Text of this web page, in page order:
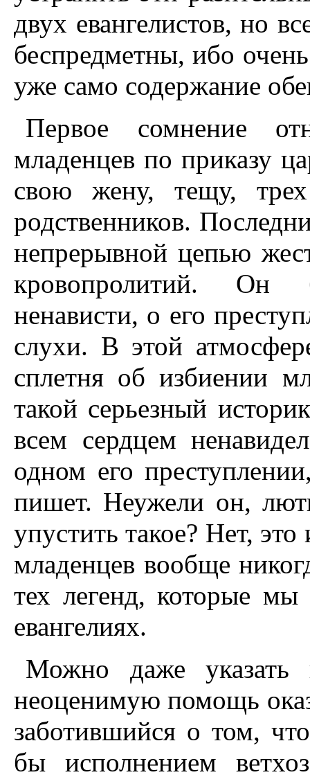
двух евангелистов, но
беспредметны, ибо
уже само содержание
Первое сомнение
младенцев по приказу
свою жену, тещу,
родственников.
непрерывной цепью
кровопролитий. Он
ненависти, о его
слухи. В этой
сплетня об избиении
такой серьезный
всем сердцем
одном его
пишет. Hеужели он,
упустить такое? Hет,
младенцев вообще
тех легенд, которые мы
евангелиях.
Можно даже указать
неоценимую помощь
заботившийся о том,
бы исполнением